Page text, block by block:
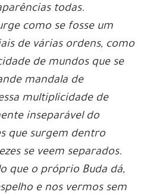
todas.
como se fosse um
de várias ordens, como
de mundos que se
mandala de
multiplicidade de
inseparável do
que surgem dentro
se veem separados.
que o próprio Buda dá,
e nos vermos sem